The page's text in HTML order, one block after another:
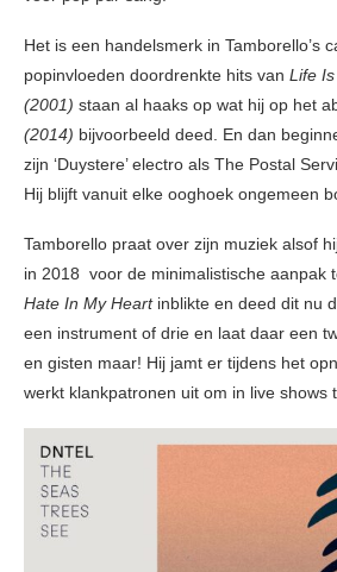
Het is een handelsmerk in Tamborello’s
popinvloeden doordrenkte hits van Life
(2001) staan al haaks op wat hij op het
(2014) bijvoorbeeld deed. En dan
zijn ‘Duystere’ electro als The Postal
Hij blijft vanuit elke ooghoek ongemeen
Tamborello praat over zijn muziek alsof
in 2018 voor de minimalistische aanpak
Hate In My Heartinblikte en deed dit nu
een instrument of drie en laat daar een
en gisten maar! Hij jamt er tijdens het
werkt klankpatronen uit om in live shows